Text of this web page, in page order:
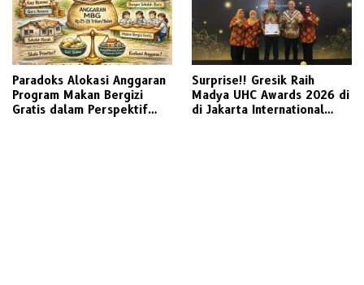
Paradoks Alokasi Anggaran
Program Makan Bergizi
Gratis dalam Perspektif
Surprise!! Gresik Raih
Madya UHC Awards 2026 di
di Jakarta International